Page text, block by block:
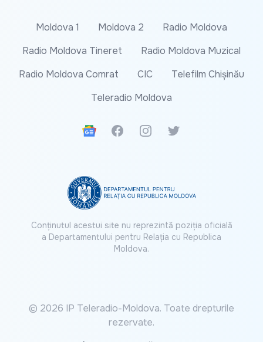
Moldova 1 Moldova 2
Radio Moldova
Radio Moldova Tineret
Radio Moldova Muzical
Radio Moldova Comrat
CIC
Telefilm Chișinău
Teleradio Moldova
Google News
FacebookInstagramTwitter
Conținutul acestui site nu reprezintă poziția oficială
a Departamentului pentru Relația cu Republica
Moldova.
© 2026 IP Teleradio-Moldova. Toate drepturile
rezervate.